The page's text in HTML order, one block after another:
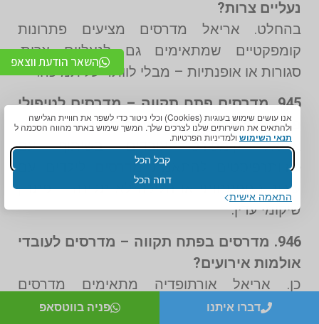
אנו עושים שימוש בעוגיות (Cookies) וכלי ניטור כדי לשפר את חוויית הגלישה
ולהתאים את השירותים שלנו לצרכים שלך. המשך שימוש באתר מהווה הסכמה ל
תנאי השימוש ולמדיניות הפרטיות.
קבל הכל
דחה הכל
התאמה אישית
נעליים צרות?
בהחלט. אריאל מדרסים מציעים פתרונות
קומפקטיים שמתאימים גם לנעליים צרות,
סגורות או אופנתיות – מבלי לוותר על תמיכה.
945. מדרסים פתח תקווה – מדרסים לטיפולי
פיזיותרפיה בילדים עם בעיות תנועה?
אריאל קומפורט עובדים בשיתוף עם
פיזיותרפיסטים להתאמתמדרסים
עיכוב התפתחותי או הליכה לא תקינה – פתרון
שיקומי עדין.
946. מדרסים בפתח תקווה – מדרסים לעובדי
אולמות אירועים?
כן. אריאל אורתופדיה מתאימים מדרסים
למלצרים, שפים ומנהלי אירועים שעובדים שעות
השאר הודעת ווצאפ
דברו איתנו פניה בווטסאפ